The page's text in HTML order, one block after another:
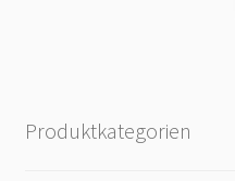
Produktkategorien